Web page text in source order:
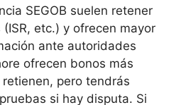
SEGOB suelen retener
etc.) y ofrecen mayor
ante autoridades
ofrecen bonos más
pero tendrás
si hay disputa. Si